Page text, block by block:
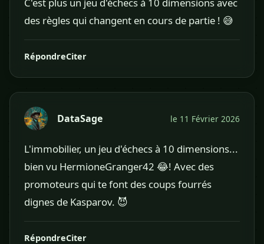
C'est plus un jeu d'échecs à 10 dimensions avec
des règles qui changent en cours de partie ! 😅
RépondreCiter
DataSage le 11 Février 2026
L'immobilier, un jeu d'échecs à 10 dimensions...
bien vu HermioneGranger42 😂! Avec des
promoteurs qui te font des coups fourrés
dignes de Kasparov. 😈
RépondreCiter